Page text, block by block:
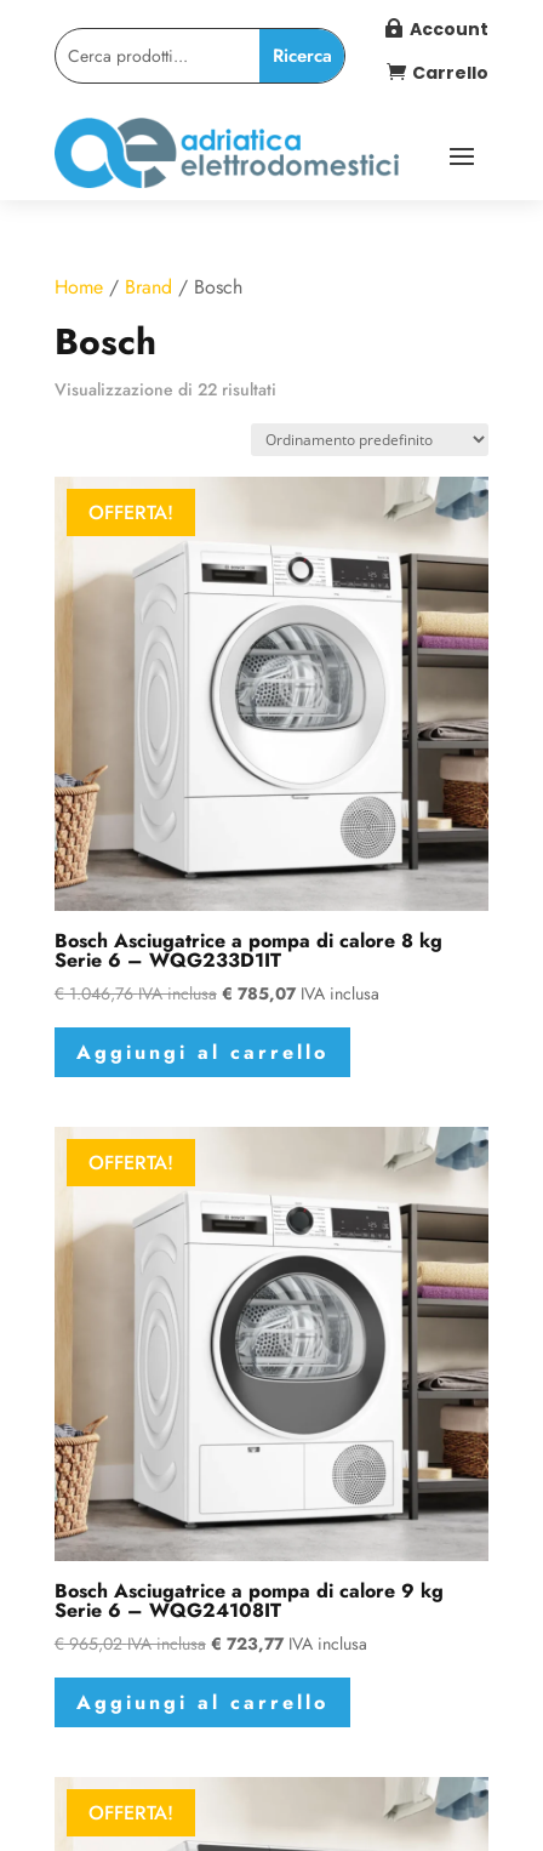
 Account
 Carrello
Home/ Brand / Bosch
Bosch
Visualizzazione di 22 risultati
OFFERTA!
Bosch Asciugatrice a pompa di calore 8 kg
Serie 6 – WQG233D1IT
€1.046,76 IVA inclusa € 785,07 IVA inclusa
Aggiungi al carrello
OFFERTA!
Bosch Asciugatrice a pompa di calore 9 kg
Serie 6 – WQG24108IT
€965,02 IVA inclusa € 723,77 IVA inclusa
Aggiungi al carrello
OFFERTA!